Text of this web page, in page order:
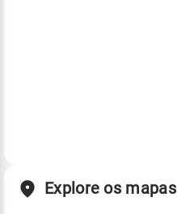
Explore os mapas